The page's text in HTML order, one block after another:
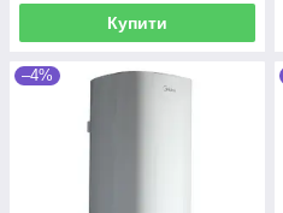
Купити
–4%